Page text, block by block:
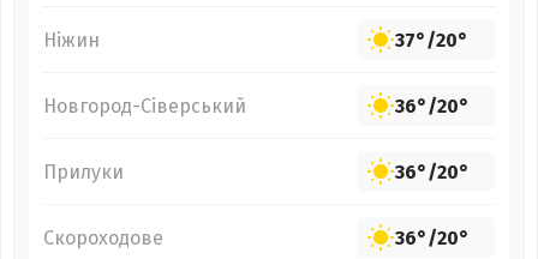
Ніжин 37°/20°
Новгород-Сіверський 36°/20°
Прилуки 36°/20°
Скороходове 36°/20°